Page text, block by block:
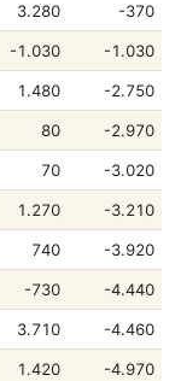
3.280 -370
-1.030 -1.030
1.480 -2.750
80 -2.970
70 -3.020
1.270 -3.210
740 -3.920
-730 -4.440
3.710 -4.460
1.420 -4.970